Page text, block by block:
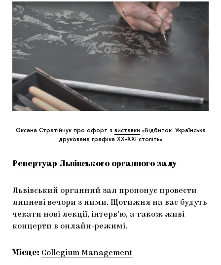
Оксана Стратійчук про офорт з виставки «Відбиток. Українська
друкована графіка ХХ-ХХІ століть»
Репертуар Львівського органного залу
Львівський органний зал пропонує провести
липневі вечори з ними. Щотижня на вас будуть
чекати нові лекції, інтерв’ю, а також живі
концерти в онлайн-режимі.
Місце: Collegium Management